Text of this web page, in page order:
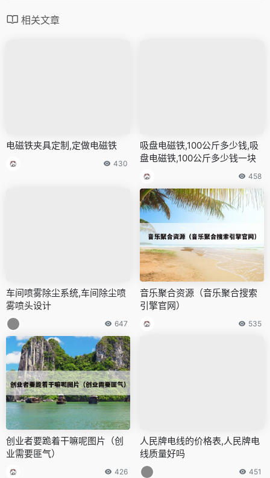
相关文章
电磁铁夹具定制,定做电磁铁
430
吸盘电磁铁,100公斤多少钱,吸
盘电磁铁,100公斤多少钱一块
458
车间喷雾除尘系统,车间除尘喷
雾喷头设计
647
音乐聚合资源（音乐聚合搜索
引擎官网）
535
创业者要跪着干嘛呢图片（创
业需要匪气）
426
人民牌电线的价格表,人民牌电
线质量好吗
451